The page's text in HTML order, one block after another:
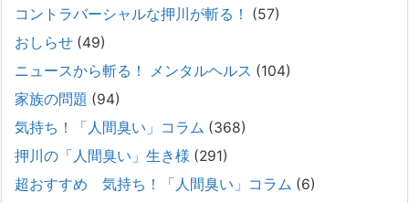
通常価格 2,980円 → 今だけ 1,480円（50％OFF）こちらのnoteは、
（株）トキワ精神保健事務所（所長：押川剛）が支援の現場で行なって
きた実務対応を、家族向けに整理しています。 続きをみ
#042 精神疾患の子どもと健全なコミュニケーション
がとれない（母娘編）。
弊社は、病識のない重篤な精神疾患を抱えるご家族からのご相談を受
け、長年にわたり精神科医療へのアクセスの仕方や問題解決に取り組ん
コントラバーシャルな押川が斬る！
(57)
おしらせ (49)
ニュースから斬る！ メンタルヘルス (104)
家族の問題 (94)
気持ち！「人間臭い」コラム (368)
押川の「人間臭い」生き様 (291)
超おすすめ 気持ち！「人間臭い」コラム (6)